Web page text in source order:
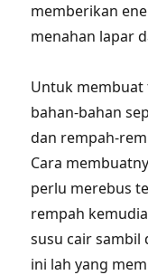
memberikan
menahan lapar
Untuk
bahan-bahan
dan rempah-
Cara
perlu merebus
rempah
susu cair sambil
ini lah yang